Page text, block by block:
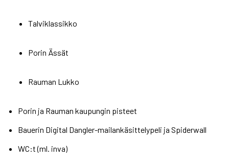
Talviklassikko
Porin Ässät
Rauman Lukko
Porin ja Rauman kaupungin pisteet
Bauerin Digital Dangler-mailankäsittelypeli ja Spiderwall
WC:t (ml. inva)